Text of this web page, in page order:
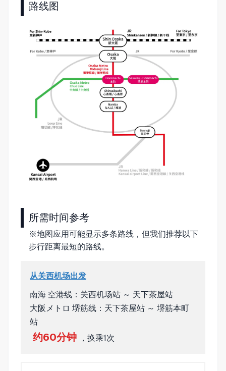
路线图
所需时间参考
※地图应用可能显示多条路线，但我们推荐以下
步行距离最短的路线。
从关西机场出发
南海 空港线：关西机场站 ～ 天下茶屋站
大阪メトロ 堺筋线：天下茶屋站 ～ 堺筋本町
站
约60分钟 ，换乘1次